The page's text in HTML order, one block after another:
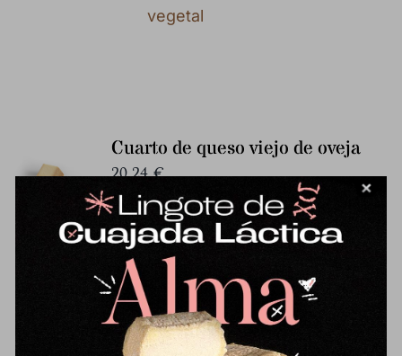
vegetal
Cuarto de queso viejo de oveja
20,24€
Formato aprox.: 450 g Queso viejo
elaborado con leche cruda de oveja
y sometido a una larga maduración
que intensifica sabores y aromas.
Presenta una textura firme y un